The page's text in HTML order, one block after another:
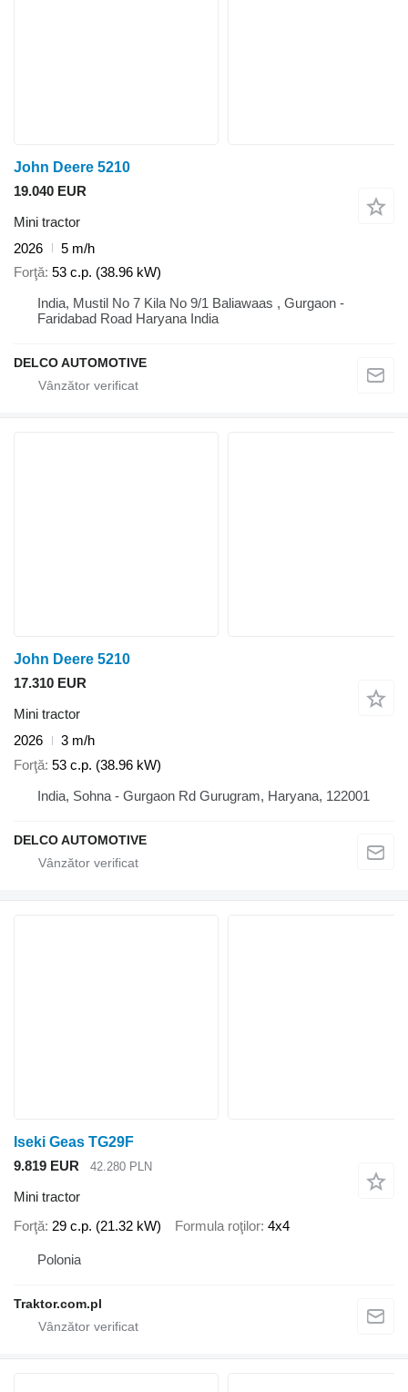
John Deere 5210
19.040 EUR
Mini tractor
2026
5 m/h
Forţă 53 c.p. (38.96 kW)
India, Mustil No 7 Kila No 9/1 Baliawaas , Gurgaon -
Faridabad Road Haryana India
DELCO AUTOMOTIVE
John Deere 5210
17.310 EUR
Mini tractor
2026
3 m/h
Forţă 53 c.p. (38.96 kW)
India, Sohna - Gurgaon Rd Gurugram, Haryana, 122001
DELCO AUTOMOTIVE
Iseki Geas TG29F
9.819 EUR
42.280 PLN
Mini tractor
Forţă 29 c.p. (21.32 kW) Formula roţilor 4x4
Polonia
Traktor.com.pl